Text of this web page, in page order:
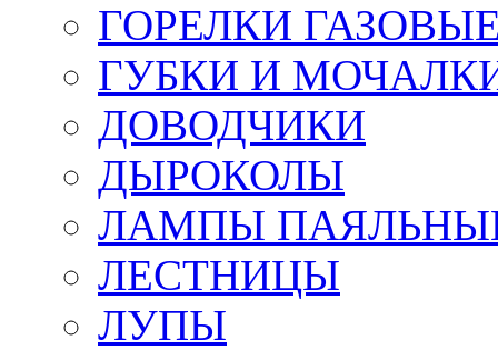
ГОРЕЛКИ
ГУБКИ И
ДОВОДЧИКИ
ДЫРОКОЛЫ
ЛАМПЫ
ЛЕСТНИЦЫ
ЛУПЫ